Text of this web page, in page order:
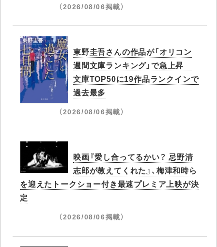
（2026/08/06掲載）
東野圭吾さんの作品が「オリコン
週間文庫ランキング」で急上昇​
文庫TOP50に19作品ランクインで
過去最多
（2026/08/06掲載）
映画『愛し合ってるかい？ 忌野清
志郎が教えてくれた』、梅津和時ら
を迎えたトークショー付き最速プレミア上映が決
定
（2026/08/06掲載）